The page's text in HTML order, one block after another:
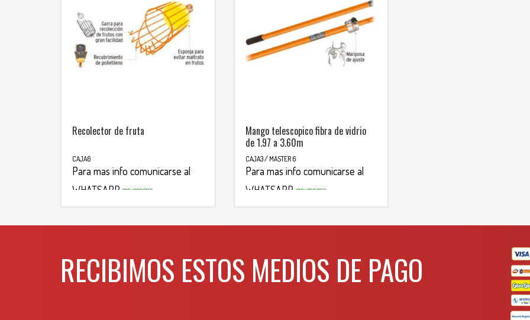
Recolector de fruta
CAJA6
Para mas info comunicarse al
WHATSAPP 3134392699
Mango telescopico fibra de vidrio
de 1.97 a 3.60m
CAJA3 / MASTER 6
Para mas info comunicarse al
WHATSAPP 3134392699
RECIBIMOS ESTOS MEDIOS DE PAGO